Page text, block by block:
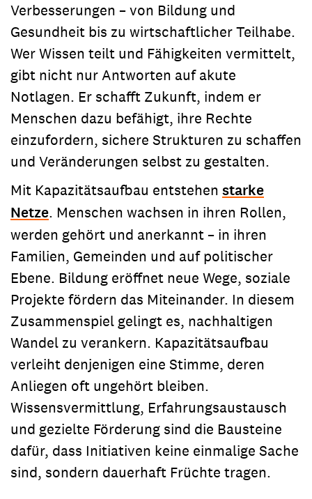
Verbesserungen – von Bildung und
Gesundheit bis zu wirtschaftlicher Teilhabe.
Wer Wissen teilt und Fähigkeiten vermittelt,
gibt nicht nur Antworten auf akute
Notlagen. Er schafft Zukunft, indem er
Menschen dazu befähigt, ihre Rechte
einzufordern, sichere Strukturen zu schaffen
und Veränderungen selbst zu gestalten.
Mit Kapazitätsaufbau entstehen starke
Netze. Menschen wachsen in ihren Rollen,
werden gehört und anerkannt – in ihren
Familien, Gemeinden und auf politischer
Ebene. Bildung eröffnet neue Wege, soziale
Projekte fördern das Miteinander. In diesem
Zusammenspiel gelingt es, nachhaltigen
Wandel zu verankern. Kapazitätsaufbau
verleiht denjenigen eine Stimme, deren
Anliegen oft ungehört bleiben.
Wissensvermittlung, Erfahrungsaustausch
und gezielte Förderung sind die Bausteine
dafür, dass Initiativen keine einmalige Sache
sind, sondern dauerhaft Früchte tragen.